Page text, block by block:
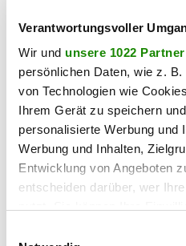
Verantwortungsvoller
Wir und unsere 1022 Partner
persönlichen Daten, wie z.
von Technologien wie
Ihrem Gerät zu speichern
personalisierte Werbung und
Werbung und Inhalten,
Entwicklung von Angeboten
entscheiden darüber, wer